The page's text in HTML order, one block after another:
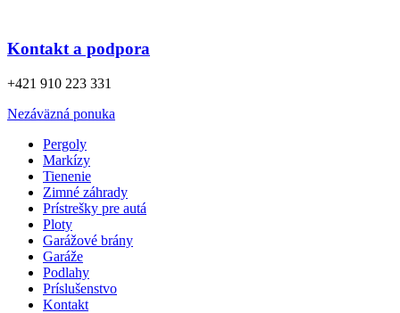
Kontakt a podpora
+421 910 223 331
Nezáväzná ponuka
Pergoly
Markízy
Tienenie
Zimné záhrady
Prístrešky pre autá
Ploty
Garážové brány
Garáže
Podlahy
Príslušenstvo
Kontakt